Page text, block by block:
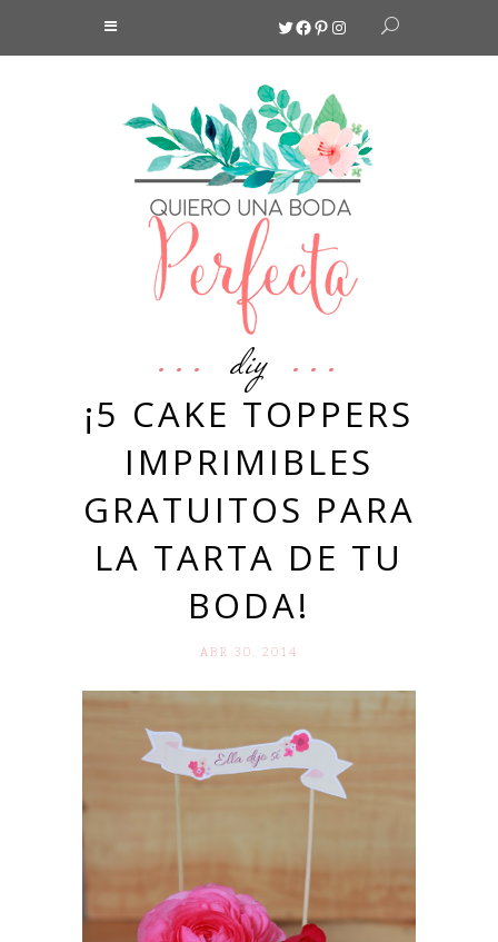
Twitter
Facebook
Pinterest
Instagram
diy
¡5 CAKE TOPPERS
IMPRIMIBLES
GRATUITOS PARA
LA TARTA DE TU
BODA!
ABR 30. 2014